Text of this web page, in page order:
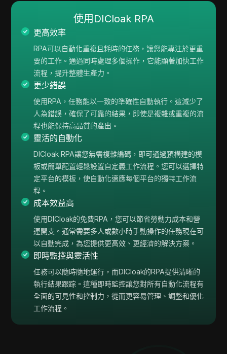
使用DICloak RPA
更高效率
RPA可以自動化重複且耗時的任務，讓您能專注於更重
要的工作。通過同時處理多個操作，它能顯著加快工作
流程，提升整體生產力。
更少錯誤
使用RPA，任務能以一致的準確性自動執行。這減少了
人為錯誤，確保了可靠的結果，即使是複雜或重複的流
程也能保持高品質的產出。
靈活的自動化
DICloak RPA讓您無需複雜編碼，即可通過預構建的模
板或簡單配置輕鬆設置自定義工作流程。您可以選擇特
定平台的模板，使自動化適應每個平台的獨特工作流
程。
成本效益高
使用DICloak的免費RPA，您可以節省勞動力成本和營
運開支。通常需要多人或數小時手動操作的任務現在可
以自動完成，為您提供更高效、更經濟的解決方案。
即時監控與靈活性
任務可以隨時隨地運行，而DICloak的RPA提供清晰的
執行結果跟踪。這種即時監控讓您對所有自動化流程有
全面的可見性和控制力，從而更容易管理、調整和優化
工作流程。